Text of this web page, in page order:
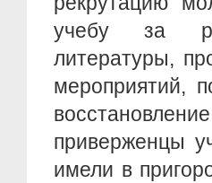
учебу за
литературы,
мероприятий,
приверженцы
имели в